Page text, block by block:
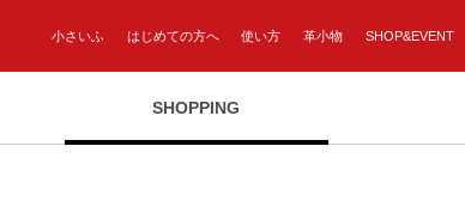
小さいふ はじめての方へ 使い方 革小物 SHOP&EVENT
SHOPPING